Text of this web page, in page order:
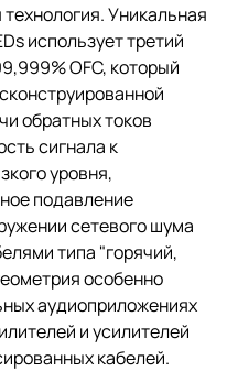
Уникальная
использует третий
OFC, который
обратных токов
сигнала к
уровня,
подавление
сетевого шума
типа "горячий,
особенно
аудиоприложениях
и усилителей
кабелей.